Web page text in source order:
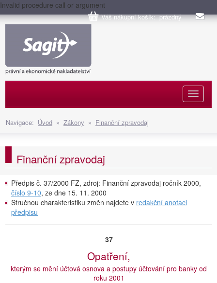
Invalid procedure call or argument
Váš nákupní košík: prázdný
Navigace: Úvod » Zákony » Finanční zpravodaj
Finanční zpravodaj
Předpis č. 37/2000 FZ, zdroj: Finanční zpravodaj ročník 2000,
číslo 9-10, ze dne 15. 11. 2000
Stručnou charakteristiku změn najdete v redakční anotaci
předpisu
37
Opatření,
kterým se mění účtová osnova a postupy účtování pro banky od
roku 2001